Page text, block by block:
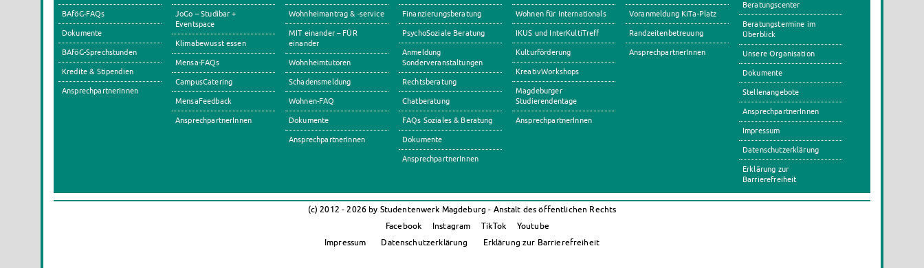
BAföG-FAQs
Dokumente
BAföG-Sprechstunden
Kredite & Stipendien
AnsprechpartnerInnen
JoGo – Studibar +
Eventspace
Klimabewusst essen
Mensa-FAQs
CampusCatering
MensaFeedback
AnsprechpartnerInnen
Wohnheimantrag & -service
MIT einander – FÜR
einander
Wohnheimtutoren
Schadensmeldung
Wohnen-FAQ
Dokumente
AnsprechpartnerInnen
Finanzierungsberatung
PsychoSoziale Beratung
Anmeldung
Sonderveranstaltungen
Rechtsberatung
Chatberatung
FAQs Soziales & Beratung
Dokumente
AnsprechpartnerInnen
Wohnen für Internationals
IKUS und InterKultiTreff
Kulturförderung
KreativWorkshops
Magdeburger
Studierendentage
AnsprechpartnerInnen
Voranmeldung KiTa-Platz
Randzeitenbetreuung
AnsprechpartnerInnen
Beratungscenter
Beratungstermine im
Überblick
Unsere Organisation
Dokumente
Stellenangebote
AnsprechpartnerInnen
Impressum
Datenschutzerklärung
Erklärung zur
Barrierefreiheit
(c) 2012 - 2026 by Studentenwerk Magdeburg - Anstalt des öffentlichen Rechts
Facebook
Instagram TikTok
Youtube
Impressum
Datenschutzerklärung Erklärung zur Barrierefreiheit